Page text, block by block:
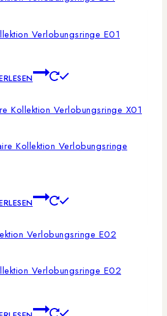
Verlobungsringe E01
Kollektion Verlobungsringe
Verlobungsringe E02